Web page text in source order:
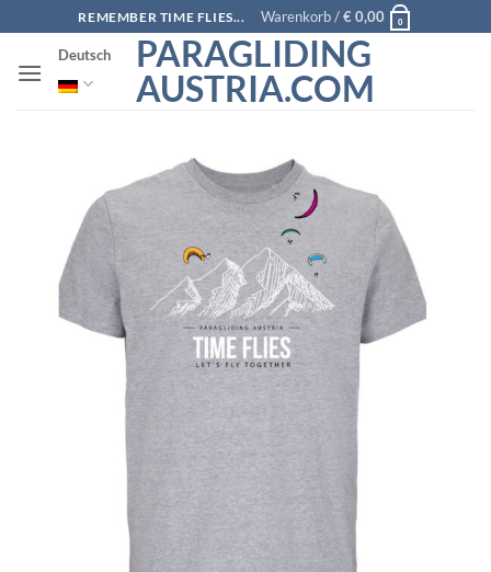
Inhalt
springen
REMEMBER TIME FLIES... Warenkorb /€0,00 0
PARAGLIDING
AUSTRIA.COM
Deutsch